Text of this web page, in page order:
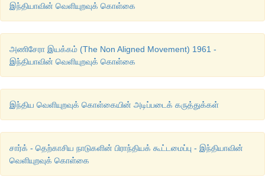
இந்தியாவின் வெளியுறவுக் கொள்கை
அணிசேரா இயக்கம் (The Non Aligned Movement) 1961 -
இந்தியாவின் வெளியுறவுக் கொள்கை
இந்திய வெளியுறவுக் கொள்கையின் அடிப்படைக் கருத்துக்கள்
சார்க் - தெற்காசிய நாடுகளின் பிராந்தியக் கூட்டமைப்பு - இந்தியாவின்
வெளியுறவுக் கொள்கை